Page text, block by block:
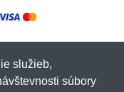
služieb,
súbory